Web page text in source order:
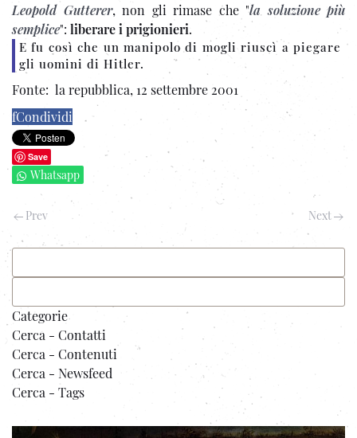
Leopold Gutterer, non gli rimase che "la soluzione più
semplice": liberare i prigionieri.
E fu così che un manipolo di mogli riuscì a piegare
gli uomini di Hitler.
Fonte: la repubblica, 12 settembre 2001
fCondividi
Save
Whatsapp
Prev Next
Categorie
Cerca - Contatti
Cerca - Contenuti
Cerca - Newsfeed
Cerca - Tags